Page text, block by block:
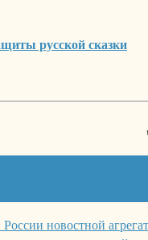
русской сказки
новостной